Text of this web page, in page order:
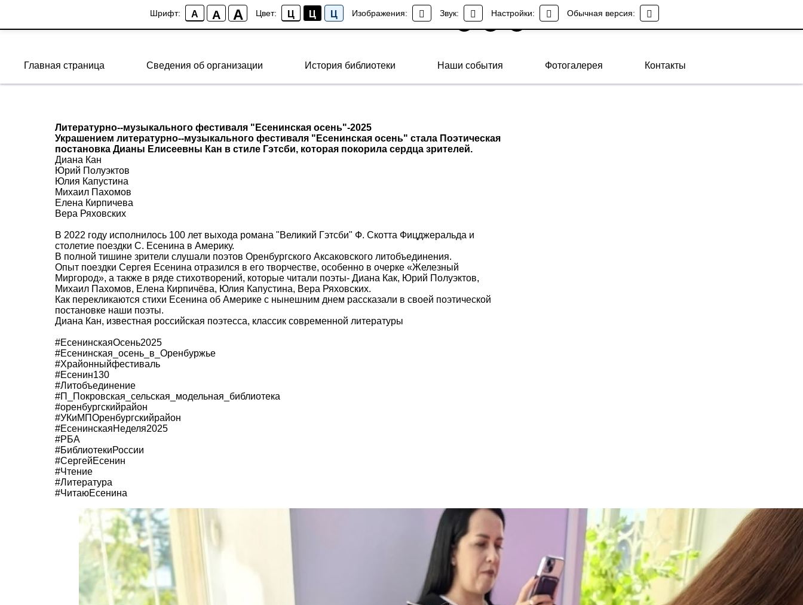
Шрифт: A A A Цвет: Ц Ц Ц Изображения: Звук: Настройки: Обычная версия:
МБУК "ППСМБ" села Подгородняя Покровка
Главная страница Сведения об организации История библиотеки Наши события Фотогалерея Контакты
Литературно--музыкального фестиваля "Есенинская осень"-2025
Украшением литературно--музыкального фестиваля "Есенинская осень" стала Поэтическая
постановка Дианы Елисеевны Кан в стиле Гэтсби, которая покорила сердца зрителей.
Диана Кан
Юрий Полуэктов
Юлия Капустина
Михаил Пахомов
Елена Кирпичева
Вера Ряховских
В 2022 году исполнилось 100 лет выхода романа "Великий Гэтсби" Ф. Скотта Фицджеральда и
столетие поездки С. Есенина в Америку.
В полной тишине зрители слушали поэтов Оренбургского Аксаковского литобъединения.
Опыт поездки Сергея Есенина отразился в его творчестве, особенно в очерке «Железный
Миргород», а также в ряде стихотворений, которые читали поэты- Диана Как, Юрий Полуэктов,
Михаил Пахомов, Елена Кирпичёва, Юлия Капустина, Вера Ряховских.
Как перекликаются стихи Есенина об Америке с нынешним днем рассказали в своей поэтической
постановке наши поэты.
Диана Кан, известная российская поэтесса, классик современной литературы
#ЕсенинскаяОсень2025
#Есенинская_осень_в_Оренбуржье
#Xрайонныйфестиваль
#Есенин130
#Литобъединение
#П_Покровская_сельская_модельная_библиотека
#оренбургскийрайон
#УКиМПОренбургскийрайон
#ЕсенинскаяНеделя2025
#РБА
#БиблиотекиРоссии
#СергейЕсенин
#Чтение
#Литература
#ЧитаюЕсенина